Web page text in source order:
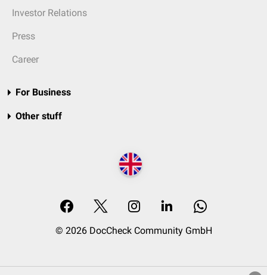
Investor Relations
Press
Career
For Business
Other stuff
© 2026 DocCheck Community GmbH